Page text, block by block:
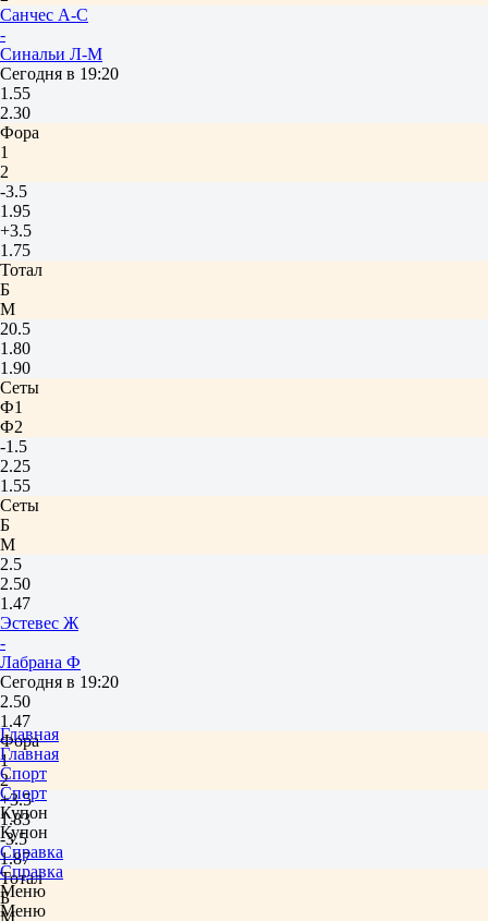
Санчес А-С
-
Синальи Л-М
Сегодня в 19:20
1.55
2.30
Фора
1
2
-3.5
1.95
+3.5
1.75
Тотал
Б
М
20.5
1.80
1.90
Сеты
Ф1
Ф2
-1.5
2.25
1.55
Сеты
Б
М
2.5
2.50
1.47
Эстевес Ж
-
Лабрана Ф
Сегодня в 19:20
2.50
1.47
Фора
1
2
+3.5
1.83
-3.5
1.87
Тотал
Б
М
Главная
Главная
Спорт
Спорт
Купон
Купон
Справка
Справка
Меню
Меню